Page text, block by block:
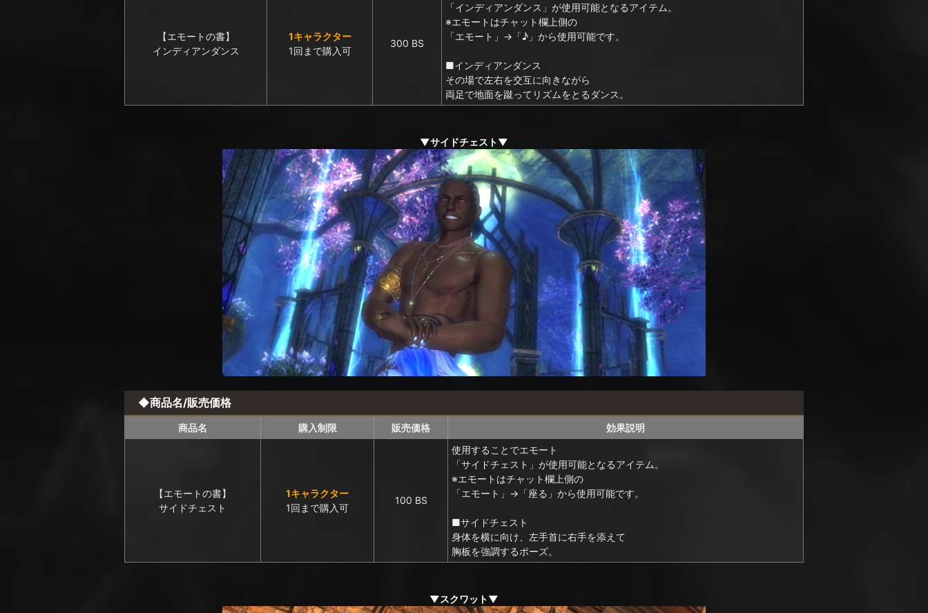
【エモートの書】
インディアンダンス
1キャラクター
1回まで購入可
300 BS
「インディアンダンス」が使用可能となるアイテム。
※エモートはチャット欄上側の
「エモート」→「♪」から使用可能です。
■インディアンダンス
その場で左右を交互に向きながら
両足で地面を蹴ってリズムをとるダンス。
▼サイドチェスト▼
◆商品名/販売価格
商品名 購入制限 販売価格 効果説明
【エモートの書】
サイドチェスト
1キャラクター
1回まで購入可
100 BS
使用することでエモート
「サイドチェスト」が使用可能となるアイテム。
※エモートはチャット欄上側の
「エモート」→「座る」から使用可能です。
■サイドチェスト
身体を横に向け、左手首に右手を添えて
胸板を強調するポーズ。
▼スクワット▼